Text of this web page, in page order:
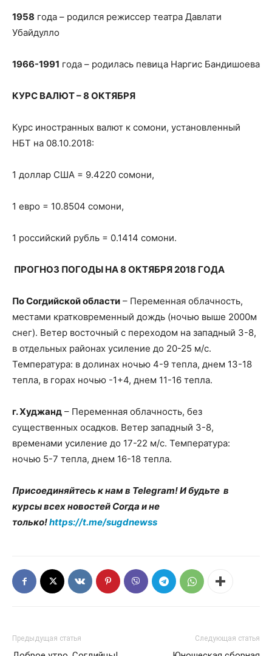
1958 года – родился режиссер театра Давлати
Убайдулло
1966-1991 года – родилась певица Наргис Бандишоева
КУРС ВАЛЮТ – 8 ОКТЯБРЯ
Курс иностранных валют к сомони, установленный
НБТ на 08.10.2018:
1 доллар США = 9.4220 сомони,
1 евро = 10.8504 сомони,
1 российский рубль = 0.1414 сомони.
ПРОГНОЗ ПОГОДЫ НА 8 ОКТЯБРЯ 2018 ГОДА
По Согдийской области – Переменная облачность,
местами кратковременный дождь (ночью выше 2000м
снег). Ветер восточный с переходом на западный 3-8,
в отдельных районах усиление до 20-25 м/с.
Температура: в долинах ночью 4-9 тепла, днем 13-18
тепла, в горах ночью -1+4, днем 11-16 тепла.
г. Худжанд – Переменная облачность, без
существенных осадков. Ветер западный 3-8,
временами усиление до 17-22 м/с. Температура:
ночью 5-7 тепла, днем 16-18 тепла.
Присоединяйтесь к нам в Telegram! И будьте в
курсы всех новостей Согда и не
только!https://t.me/sugdnewss
Предыдущая статья Следующая статья